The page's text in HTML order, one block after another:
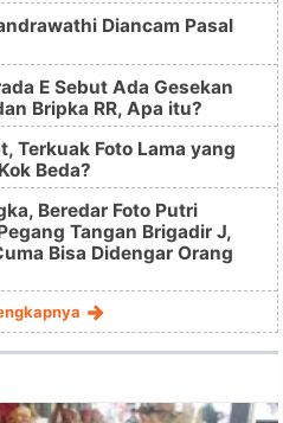
Diancam Pasal
E Sebut Ada Gesekan
Bripka RR, Apa itu?
Terkuak Foto Lama yang
Beda?
Beredar Foto Putri
Tangan Brigadir J,
Bisa Didengar Orang